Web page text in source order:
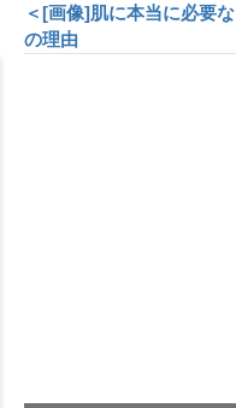
＜[画像]肌に本当に必要
の理由